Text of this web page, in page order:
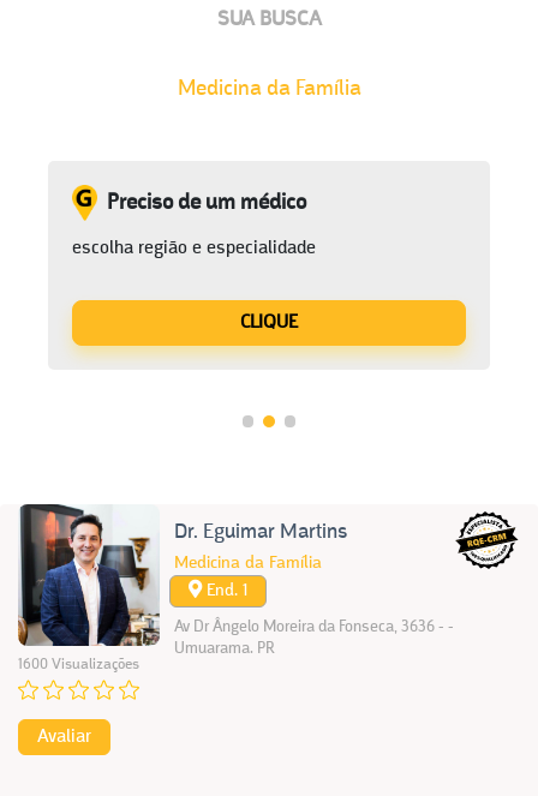
SUA BUSCA
Medicina da Família
Preciso de um médico
escolha região e especialidade
CLIQUE
1600 Visualizações
Avaliar
Dr. Eguimar Martins
Medicina da Família
End. 1
Av Dr Ângelo Moreira da Fonseca, 3636 - -
Umuarama. PR